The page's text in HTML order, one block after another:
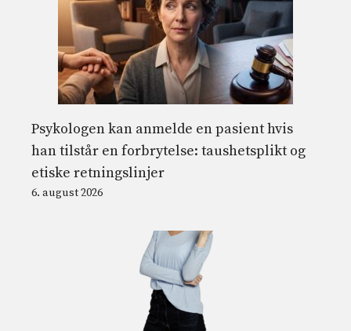
Psykologen kan anmelde en pasient hvis
han tilstår en forbrytelse: taushetsplikt og
etiske retningslinjer
6. august 2026